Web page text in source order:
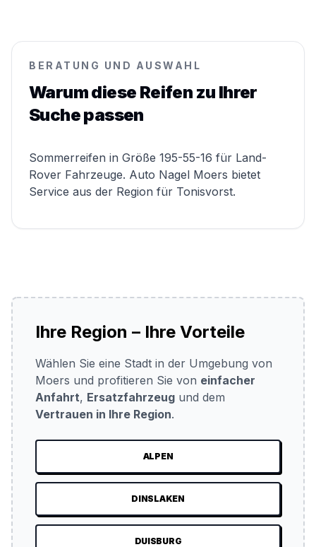
BERATUNG UND AUSWAHL
Warum diese Reifen zu Ihrer
Suche passen
Sommerreifen in Größe 195-55-16 für Land-
Rover Fahrzeuge. Auto Nagel Moers bietet
Service aus der Region für Tonisvorst.
Ihre Region – Ihre Vorteile
Wählen Sie eine Stadt in der Umgebung von
Moers und profitieren Sie von einfacher
Anfahrt, Ersatzfahrzeug und dem
Vertrauen in Ihre Region.
ALPEN
DINSLAKEN
DUISBURG